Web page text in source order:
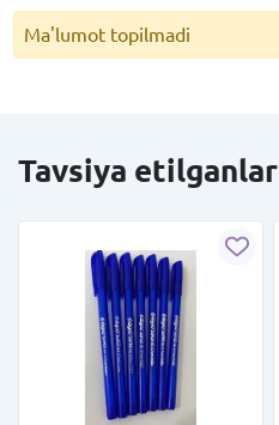
Ma'lumot topilmadi
Tavsiya etilganlar